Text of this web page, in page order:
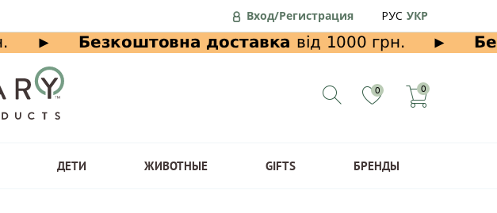
Вход/Регистрация РУС УКР
0 0
ДЕТИ ЖИВОТНЫЕ GIFTS БРЕНДЫ